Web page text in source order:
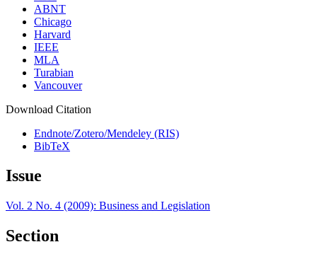
ABNT
Chicago
Harvard
IEEE
MLA
Turabian
Vancouver
Download Citation
Endnote/Zotero/Mendeley (RIS)
BibTeX
Issue
Vol. 2 No. 4 (2009): Business and Legislation
Section